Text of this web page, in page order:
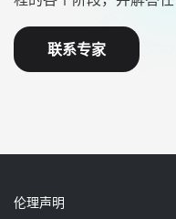
联系专家
伦理声明